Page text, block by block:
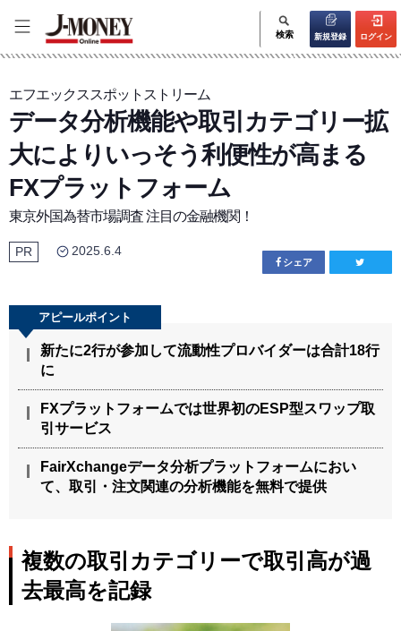
検索 新規登録 ログイン
エフエックススポットストリーム
データ分析機能や取引カテゴリー拡
大によりいっそう利便性が高まる
FXプラットフォーム
東京外国為替市場調査 注目の金融機関！
PR 2025.6.4
シェア
新たに2行が参加して流動性プロバイダーは合計18行
に
FXプラットフォームでは世界初のESP型スワップ取
引サービス
FairXchangeデータ分析プラットフォームにおい
て、取引・注文関連の分析機能を無料で提供
複数の取引カテゴリーで取引高が過
去最高を記録